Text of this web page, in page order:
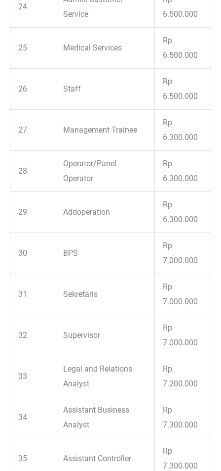
24
Service
6.500.000
25 Medical Services
Rp
6.500.000
26 Staff
Rp
6.500.000
27 Management Trainee
Rp
6.300.000
28
Operator/Panel
Operator
Rp
6.300.000
29 Addoperation
Rp
6.300.000
30 BPS
Rp
7.000.000
31 Sekretaris
Rp
7.000.000
32 Supervisor
Rp
7.000.000
33
Legal and Relations
Analyst
Rp
7.200.000
34
Assistant Business
Analyst
Rp
7.300.000
35 Assistant Controller
Rp
7.300.000